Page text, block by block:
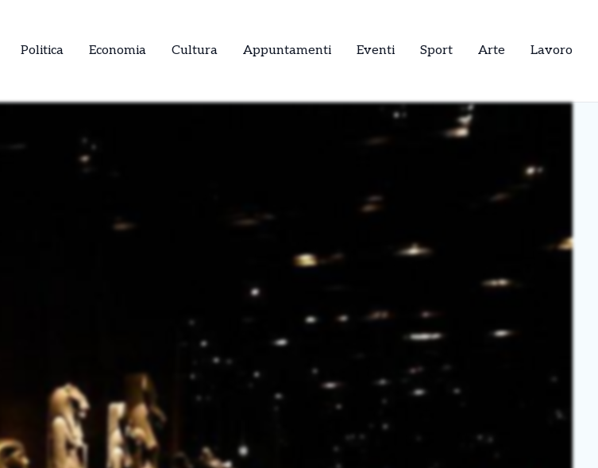
Politica Economia Cultura Appuntamenti Eventi Sport Arte Lavoro